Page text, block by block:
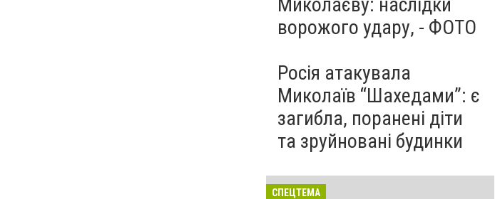
ворожого удару, - ФОТО
Росія атакувала
Миколаїв “Шахедами”: є
загибла, поранені діти
та зруйновані будинки
СПЕЦТЕМА